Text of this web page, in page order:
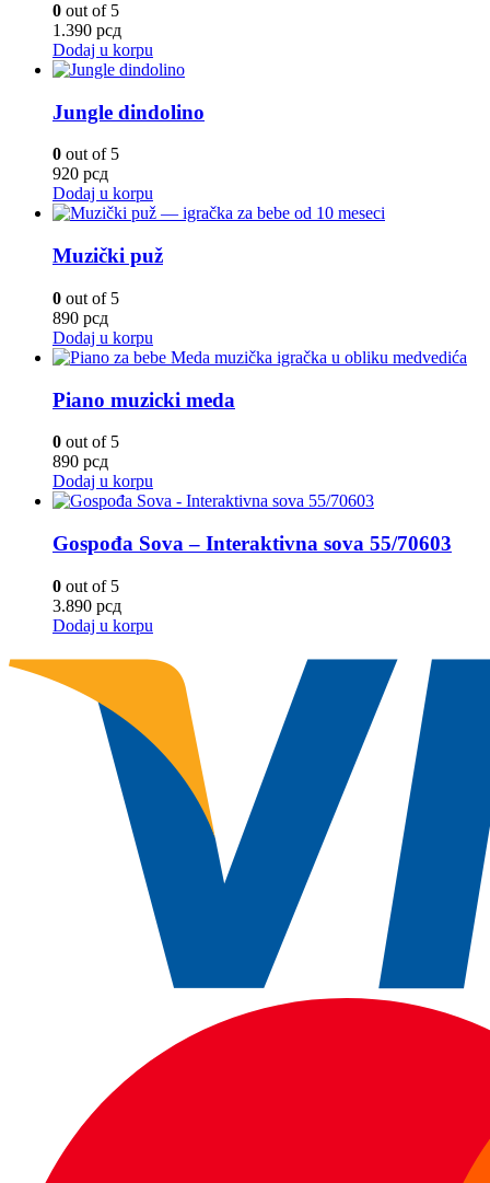
0 out of 5
1.390 рсд
Dodaj u korpu
Jungle dindolino
0 out of 5
920 рсд
Dodaj u korpu
Muzički puž
0 out of 5
890 рсд
Dodaj u korpu
Piano muzicki meda
0 out of 5
890 рсд
Dodaj u korpu
Gospođa Sova – Interaktivna sova 55/70603
0 out of 5
3.890 рсд
Dodaj u korpu